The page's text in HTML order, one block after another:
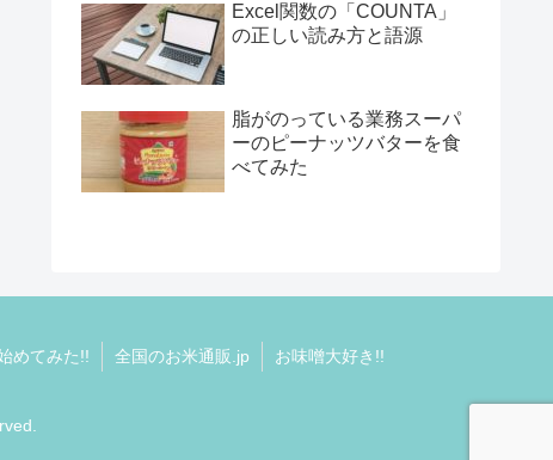
Excel関数の「COUNTA」
の正しい読み方と語源
脂がのっている業務スーパ
ーのピーナッツバターを食
べてみた
めてみた!! 全国のお米通販.jp
お味噌大好き!!